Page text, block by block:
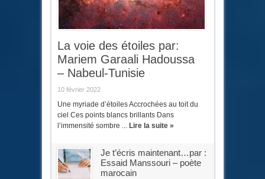
La voie des étoiles par:
Mariem Garaali Hadoussa
– Nabeul-Tunisie
10 février 2022
Une myriade d’étoiles Accrochées au toit du
ciel Ces points blancs brillants Dans
l’immensité sombre ... Lire la suite »
Je t’écris maintenant…par :
Essaid Manssouri – poète
marocain